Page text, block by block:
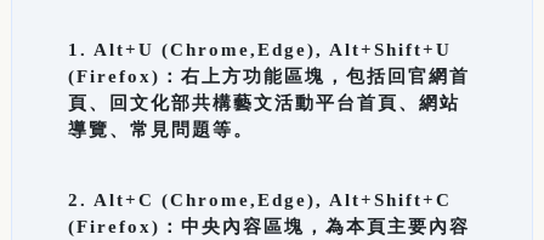
1. Alt+U (Chrome,Edge), Alt+Shift+U
(Firefox)：右上方功能區塊，包括回官網首
頁、回文化部共構藝文活動平台首頁、網站
導覽、常見問題等。
2. Alt+C (Chrome,Edge), Alt+Shift+C
(Firefox)：中央內容區塊，為本頁主要內容